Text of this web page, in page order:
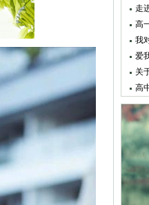
走
高
我
爱
关
高